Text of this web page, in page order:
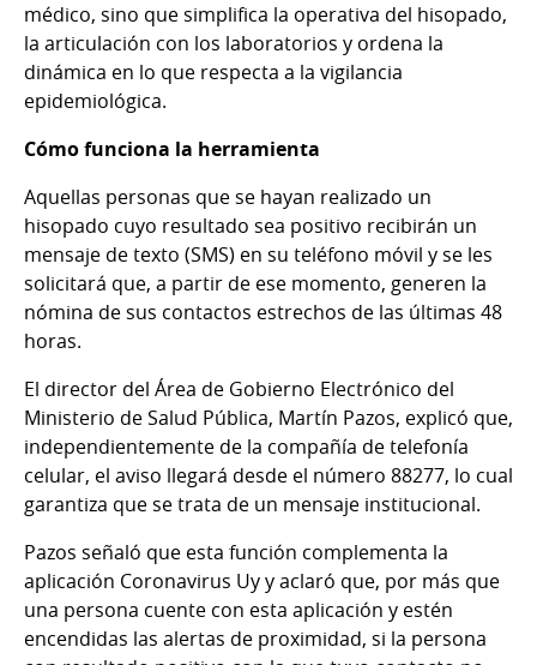
médico, sino que simplifica la operativa del hisopado,
la articulación con los laboratorios y ordena la
dinámica en lo que respecta a la vigilancia
epidemiológica.
Cómo funciona la herramienta
Aquellas personas que se hayan realizado un
hisopado cuyo resultado sea positivo recibirán un
mensaje de texto (SMS) en su teléfono móvil y se les
solicitará que, a partir de ese momento, generen la
nómina de sus contactos estrechos de las últimas 48
horas.
El director del Área de Gobierno Electrónico del
Ministerio de Salud Pública, Martín Pazos, explicó que,
independientemente de la compañía de telefonía
celular, el aviso llegará desde el número 88277, lo cual
garantiza que se trata de un mensaje institucional.
Pazos señaló que esta función complementa la
aplicación Coronavirus Uy y aclaró que, por más que
una persona cuente con esta aplicación y estén
encendidas las alertas de proximidad, si la persona